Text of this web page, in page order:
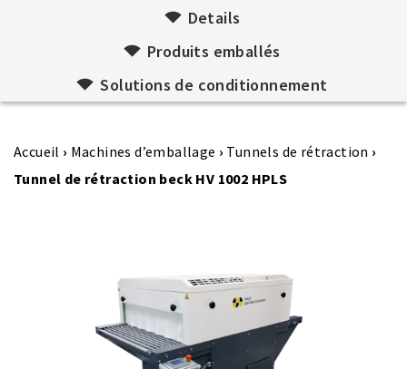
Details
Produits emballés
Solutions de conditionnement
Accueil › Machines d’emballage › Tunnels de rétraction ›
Tunnel de rétraction beck HV 1002 HPLS